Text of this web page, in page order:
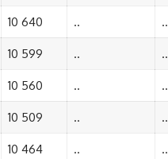
10 640 .. ..
10 599 .. ..
10 560 .. ..
10 509 .. ..
10 464 .. ..